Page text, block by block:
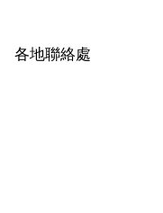
各地聯絡處